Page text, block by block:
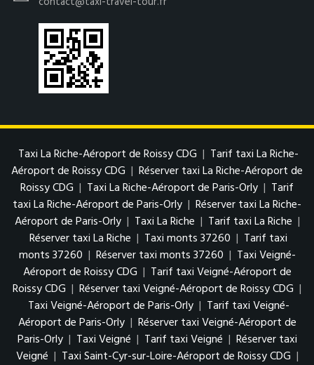
Taxi La Riche-Aéroport de Roissy CDG | Tarif taxi La Riche-
Aéroport de Roissy CDG | Réserver taxi La Riche-Aéroport de
Roissy CDG | Taxi La Riche-Aéroport de Paris-Orly | Tarif
taxi La Riche-Aéroport de Paris-Orly | Réserver taxi La Riche-
Aéroport de Paris-Orly | Taxi La Riche | Tarif taxi La Riche |
Réserver taxi La Riche | Taxi monts 37260 | Tarif taxi
monts 37260 | Réserver taxi monts 37260 | Taxi Veigné-
Aéroport de Roissy CDG | Tarif taxi Veigné-Aéroport de
Roissy CDG | Réserver taxi Veigné-Aéroport de Roissy CDG |
Taxi Veigné-Aéroport de Paris-Orly | Tarif taxi Veigné-
Aéroport de Paris-Orly | Réserver taxi Veigné-Aéroport de
Paris-Orly | Taxi Veigné | Tarif taxi Veigné | Réserver taxi
Veigné | Taxi Saint-Cyr-sur-Loire-Aéroport de Roissy CDG |